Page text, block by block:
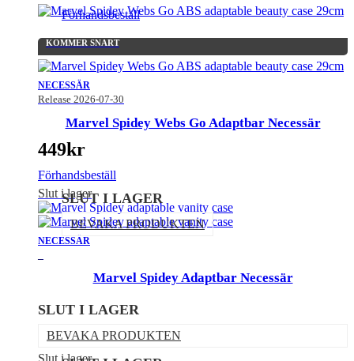
KOMMER SNART
NECESSÄR
Release 2026-07-30
Förhandsbeställ
Marvel Spidey Webs Go Adaptbar Necessär
449kr
Förhandsbeställ
Slut i lager
NECESSÄR
SLUT I LAGER
BEVAKA PRODUKTEN
Marvel Spidey Adaptbar Necessär
SLUT I LAGER
BEVAKA PRODUKTEN